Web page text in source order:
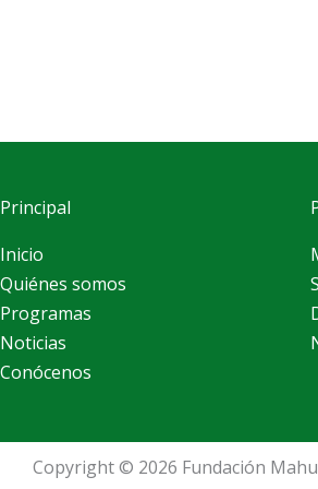
Principal
Inicio
Quiénes somos
Programas
Noticias
Conócenos
Copyright © 2026 Fundación